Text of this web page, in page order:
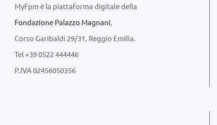
MyFpm è la piattaforma digitale della
Fondazione Palazzo Magnani,
Corso Garibaldi 29/31, Reggio Emilia.
Tel +39 0522 444446
P.IVA 02456050356